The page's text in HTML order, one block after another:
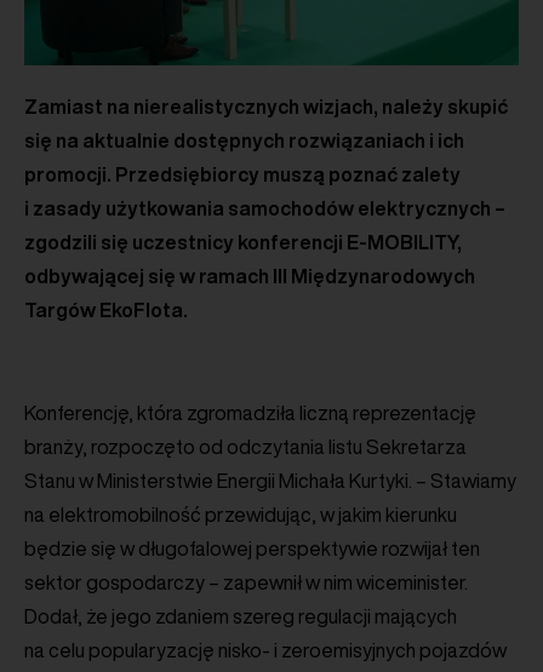
Zamiast na nierealistycznych wizjach, należy skupić
się na aktualnie dostępnych rozwiązaniach i ich
promocji. Przedsiębiorcy muszą poznać zalety
i zasady użytkowania samochodów elektrycznych –
zgodzili się uczestnicy konferencji E-MOBILITY,
odbywającej się w ramach III Międzynarodowych
Targów EkoFlota.
Konferencję, która zgromadziła liczną reprezentację
branży, rozpoczęto od odczytania listu Sekretarza
Stanu w Ministerstwie Energii Michała Kurtyki. – Stawiamy
na elektromobilność przewidując, w jakim kierunku
będzie się w długofalowej perspektywie rozwijał ten
sektor gospodarczy – zapewnił w nim wiceminister.
Dodał, że jego zdaniem szereg regulacji mających
na celu popularyzację nisko- i zeroemisyjnych pojazdów